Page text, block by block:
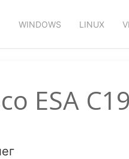
WINDOWS LINUX
ESA